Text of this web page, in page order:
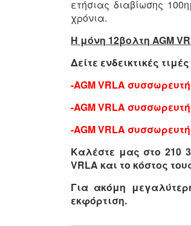
ετήσιας διαβίωσης
χρόνια.
Η μόνη 12βολτη AGM
Δείτε ενδεικτικές
-AGM VRLA
-AGM VRLA
-AGM VRLA
Καλέστε μας στο 210
VRLA και το κόστος
Για ακόμη
εκφόρτιση.